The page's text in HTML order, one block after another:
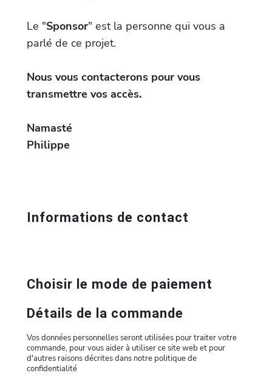
Le "Sponsor" est la personne qui vous a
parlé de ce projet.
Nous vous contacterons pour vous
transmettre vos accès.
Namasté
Philippe
Informations de contact
Choisir le mode de paiement
Détails de la commande
Vos données personnelles seront utilisées pour traiter votre
commande, pour vous aider à utiliser ce site web et pour
d'autres raisons décrites dans notre politique de
confidentialité